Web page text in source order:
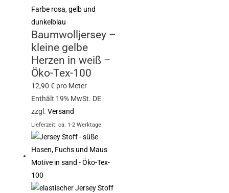
Baumwolljersey –
kleine gelbe
Herzen in weiß –
Öko-Tex-100
12,90€ pro Meter
Enthält 19% MwSt. DE
zzgl.Versand
Lieferzeit: ca. 1-2 Werktage